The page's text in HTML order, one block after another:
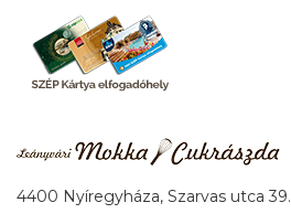
4400 Nyíregyháza, Szarvas utca 39.